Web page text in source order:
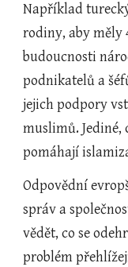
Například
rodiny, aby měly
budoucnosti
podnikatelů a
jejich podpory
muslimů. Jediné,
pomáhají
Odpovědní
správ a
vědět, co se
problém